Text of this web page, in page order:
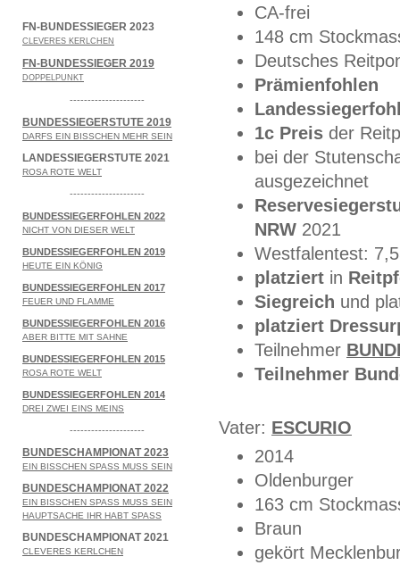
CA-frei
148 cm
Deutsches
Prämienfohlen
1c Preis der
bei der
ausgezeichnet
NRW 2021
Westfalentest:
platziert in
Siegreich und
platziert
Teilnehmer
Teilnehmer
Vater: ESCURIO
2014
Oldenburger
163 cm
Braun
gekört
FN-BUNDESSIEGER 2023
CLEVERES KERLCHEN
FN-BUNDESSIEGER 2019
DOPPELPUNKT
---------------------
BUNDESSIEGERSTUTE 2019
DARFS EIN BISSCHEN MEHR SEIN
LANDESSIEGERSTUTE 2021
ROSA ROTE WELT
---------------------
BUNDESSIEGERFOHLEN 2022
NICHT VON DIESER WELT
BUNDESSIEGERFOHLEN 2019
HEUTE EIN KÖNIG
BUNDESSIEGERFOHLEN 2017
FEUER UND FLAMME
BUNDESSIEGERFOHLEN 2016
ABER BITTE MIT SAHNE
BUNDESSIEGERFOHLEN 2015
ROSA ROTE WELT
BUNDESSIEGERFOHLEN 2014
DREI ZWEI EINS MEINS
---------------------
BUNDESCHAMPIONAT 2023
EIN BISSCHEN SPASS MUSS SEIN
BUNDESCHAMPIONAT 2022
EIN BISSCHEN SPASS MUSS SEIN
HAUPTSACHE IHR HABT SPASS
BUNDESCHAMPIONAT 2021
CLEVERES KERLCHEN